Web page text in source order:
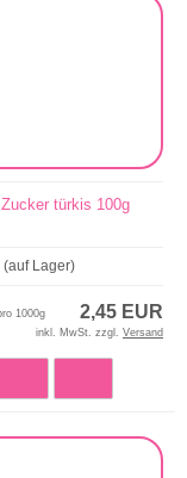
türkis 100g
(auf Lager)
2,45 EUR
1000g
inkl. MwSt. zzgl. Versand